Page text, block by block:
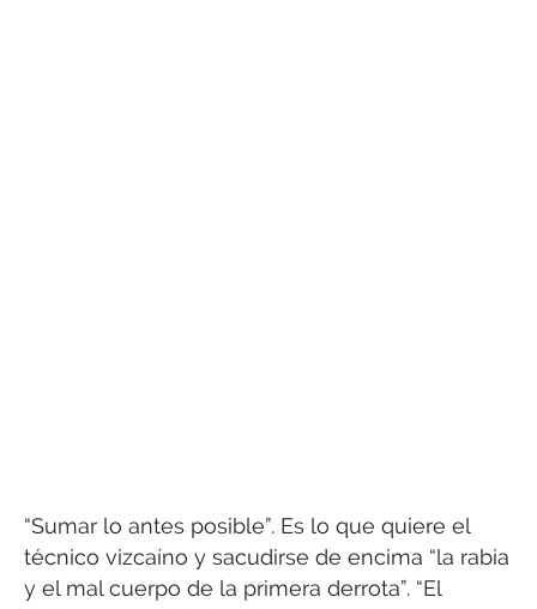
“Sumar lo antes posible”. Es lo que quiere el
técnico vizcaíno y sacudirse de encima “la rabia
y el mal cuerpo de la primera derrota”. “El